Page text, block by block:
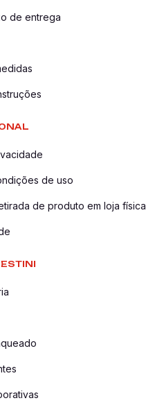
de entrega
de uso
de produto em loja física